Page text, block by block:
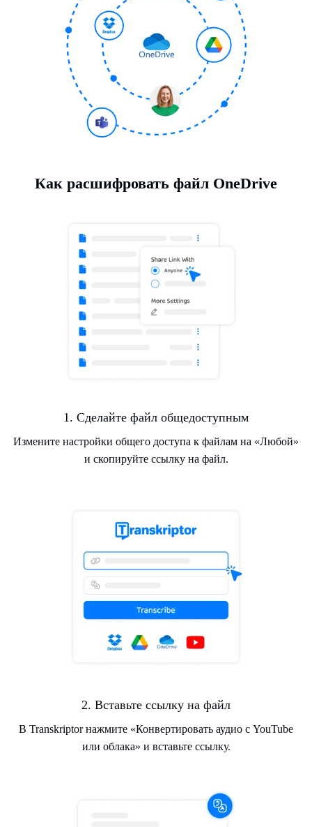
Как расшифровать файл OneDrive
1. Сделайте файл общедоступным
Измените настройки общего доступа к файлам на «Любой»
и скопируйте ссылку на файл.
2. Вставьте ссылку на файл
В Transkriptor нажмите «Конвертировать аудио с YouTube
или облака» и вставьте ссылку.